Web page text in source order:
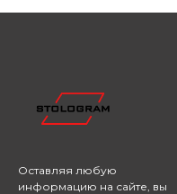
Оставляя любую
информацию на сайте, вы